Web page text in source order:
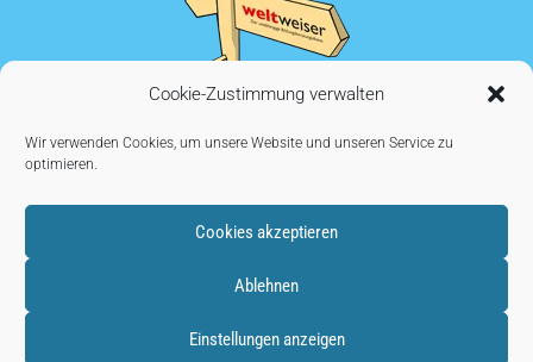
Cookie-Zustimmung verwalten
Wir verwenden Cookies, um unsere Website und unseren Service zu
optimieren.
Cookies akzeptieren
Ablehnen
Einstellungen anzeigen
COOKIE EINSTELLUNGEN
Copyright © 2026weltweiser.de